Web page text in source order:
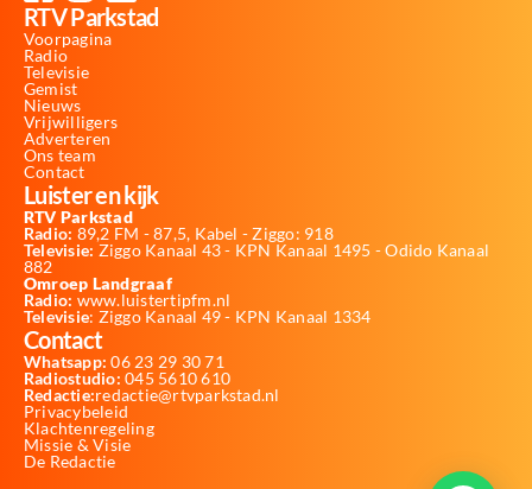
RTV Parkstad
Voorpagina
Radio
Televisie
Gemist
Nieuws
Vrijwilligers
Adverteren
Ons team
Contact
Luister en kijk
RTV Parkstad
Radio: 89,2 FM - 87,5, Kabel - Ziggo: 918
Televisie: Ziggo Kanaal 43 - KPN Kanaal 1495 - Odido Kanaal
882
Omroep Landgraaf
Radio: www.luistertipfm.nl
Televisie: Ziggo Kanaal 49 - KPN Kanaal 1334
Contact
Whatsapp: 06 23 29 30 71
Radiostudio: 045 5610 610
Redactie:redactie@rtvparkstad.nl
Privacybeleid
Klachtenregeling
Missie & Visie
De Redactie